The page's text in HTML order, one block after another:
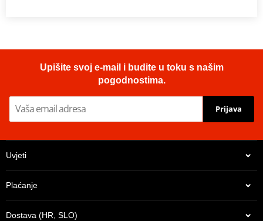
Upišite svoj e-mail i budite u toku s našim
pogodnostima.
Prijava
Uvjeti
Plaćanje
Dostava (HR, SLO)